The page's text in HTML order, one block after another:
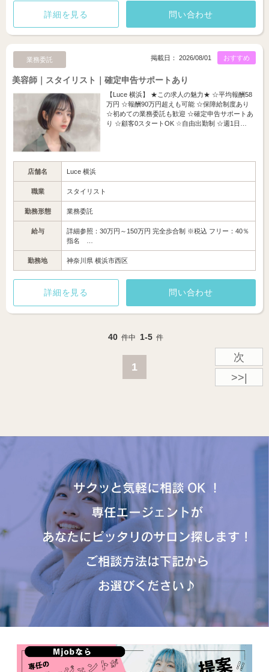
詳細を見る 問い合わせ
業務委託 おすすめ
掲載日： 2026/08/01
美容師｜スタイリスト｜確定申告サポートあり
【Luce 横浜】 ★この求人の魅力★ ☆平均報酬58
万円 ☆報酬90万円超えも可能 ☆保障給制度あり
☆初めての業務委託も歓迎 ☆確定申告サポートあ
り ☆顧客0スタートOK ☆自由出勤制 ☆週1日…
店舗名 Luce 横浜
職業 スタイリスト
勤務形態 業務委託
給与
詳細参照：30万円～150万円 完全歩合制 ※税込 フリー：40％
指名 …
勤務地 神奈川県 横浜市西区
詳細を見る 問い合わせ
40 件中 1-5 件
1
次
>>|